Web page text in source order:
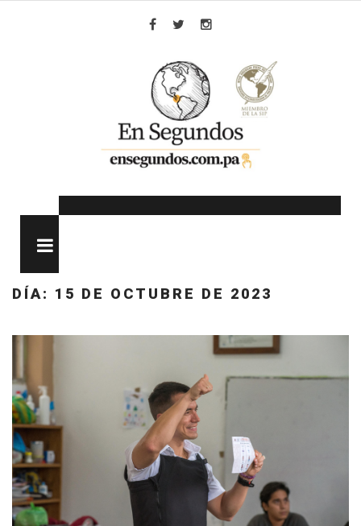
DÍA: 15 DE OCTUBRE DE 2023